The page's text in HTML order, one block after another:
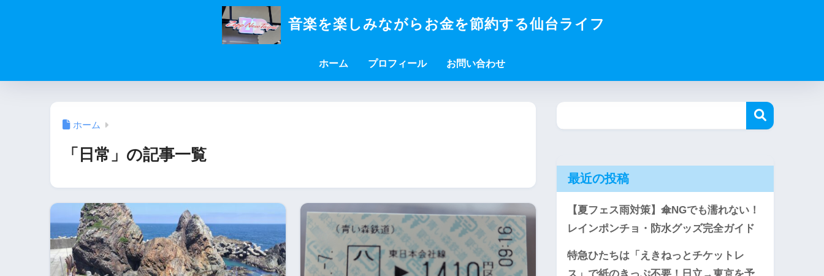
音楽を楽しみながらお金を節約する仙台ライフ
ホーム プロフィール お問い合わせ
ホーム
「日常」の記事一覧
最近の投稿
【夏フェス雨対策】傘NGでも濡れない！
レインポンチョ・防水グッズ完全ガイド
特急ひたちは「えきねっとチケットレ